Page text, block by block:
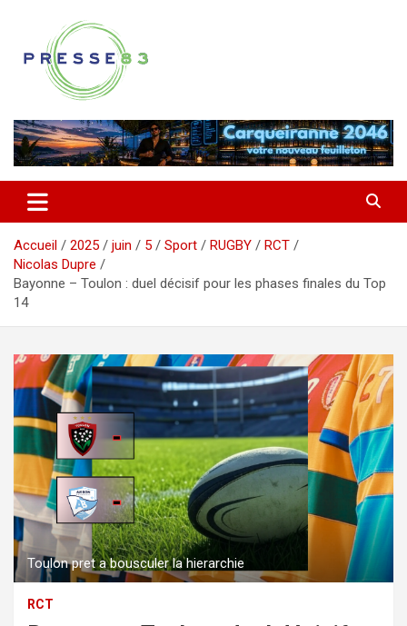
contenu
Presse 83
Accueil 2025 juin 5 Sport RUGBY
RCT
Nicolas Dupre
Bayonne – Toulon : duel décisif pour les phases finales du Top
14
Toulon pret a bousculer la hierarchie
RCT